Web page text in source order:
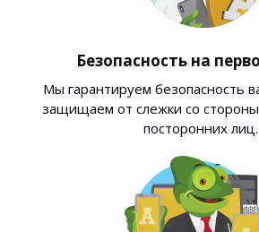
Безопасность на
Мы гарантируем безопасность
защищаем от слежки со
посторонних лиц.